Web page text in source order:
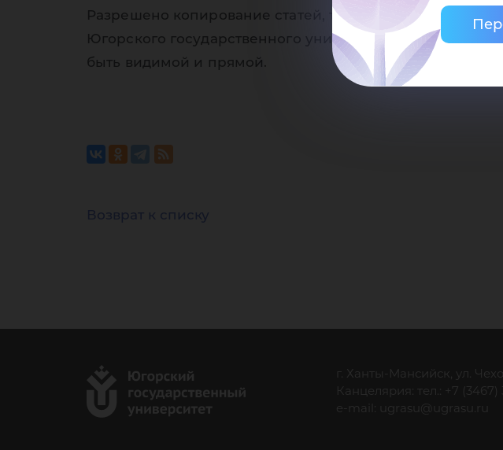
Разрешено копирование статей, только при наличии
Югорского государственного университета. Ссылка
быть видимой и прямой.
Возврат к списку
г. Ханты-Мансийск, ул.
Канцелярия: тел.: +7 (3467)
e-mail:
ugrasu@ugrasu.ru